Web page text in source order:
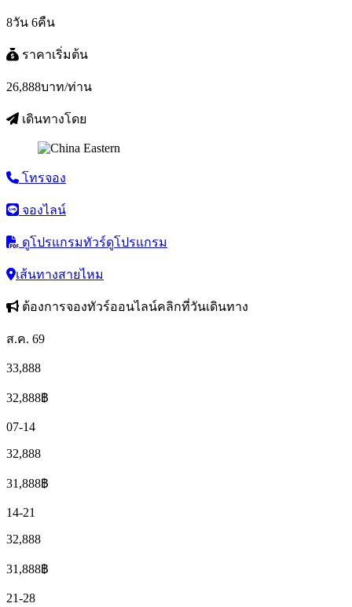
8วัน 6คืน
ราคาเริ่มต้น
26,888บาท/ท่าน
เดินทางโดย
โทรจอง
จองไลน์
ดูโปรแกรมทัวร์ดูโปรแกรม
เส้นทางสายไหม
ต้องการจองทัวร์ออนไลน์คลิกที่วันเดินทาง
ส.ค. 69
33,888
32,888฿
07-14
32,888
31,888฿
14-21
32,888
31,888฿
21-28